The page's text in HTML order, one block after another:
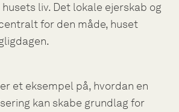
liv. Det lokale ejerskab og
for den måde, huset
et eksempel på, hvordan en
kan skabe grundlag for